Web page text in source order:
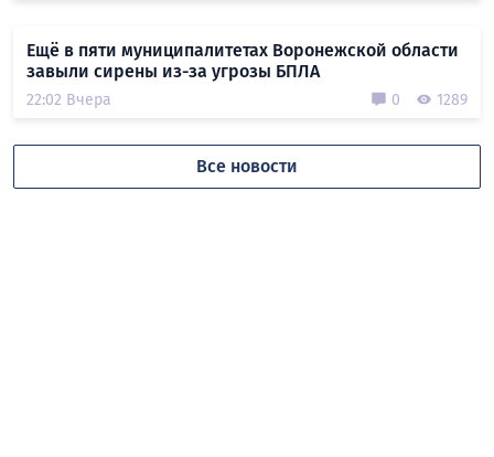
Ещё в пяти муниципалитетах Воронежской области
завыли сирены из-за угрозы БПЛА
22:02 Вчера 0 1289
Все новости